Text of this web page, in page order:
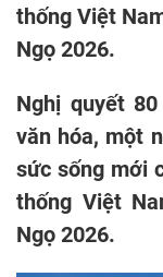
thống Việt
Ngọ 2026.
Nghị quyết
văn hóa, một
sức sống mới
thống Việt
Ngọ 2026.